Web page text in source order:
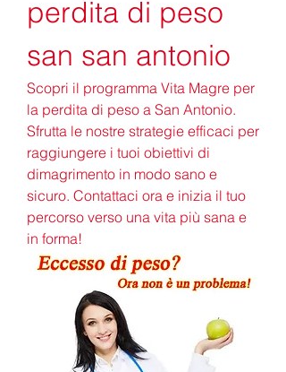
perdita di peso
san san antonio
Scopri il programma Vita Magre per
la perdita di peso a San Antonio.
Sfrutta le nostre strategie efficaci per
raggiungere i tuoi obiettivi di
dimagrimento in modo sano e
sicuro. Contattaci ora e inizia il tuo
percorso verso una vita più sana e
in forma!